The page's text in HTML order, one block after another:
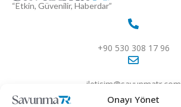
Onayı Yönet
“Etkin, Güvenilir, Haberdar”
+90 530 308 17 96
iletisim@savunmatr.com